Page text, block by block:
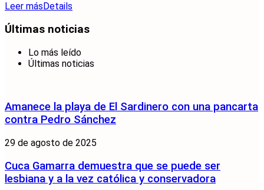
Leer más Details
Últimas noticias
Lo más leído
Últimas noticias
Amanece la playa de El Sardinero con una pancarta
contra Pedro Sánchez
29 de agosto de 2025
Cuca Gamarra demuestra que se puede ser
lesbiana y a la vez católica y conservadora